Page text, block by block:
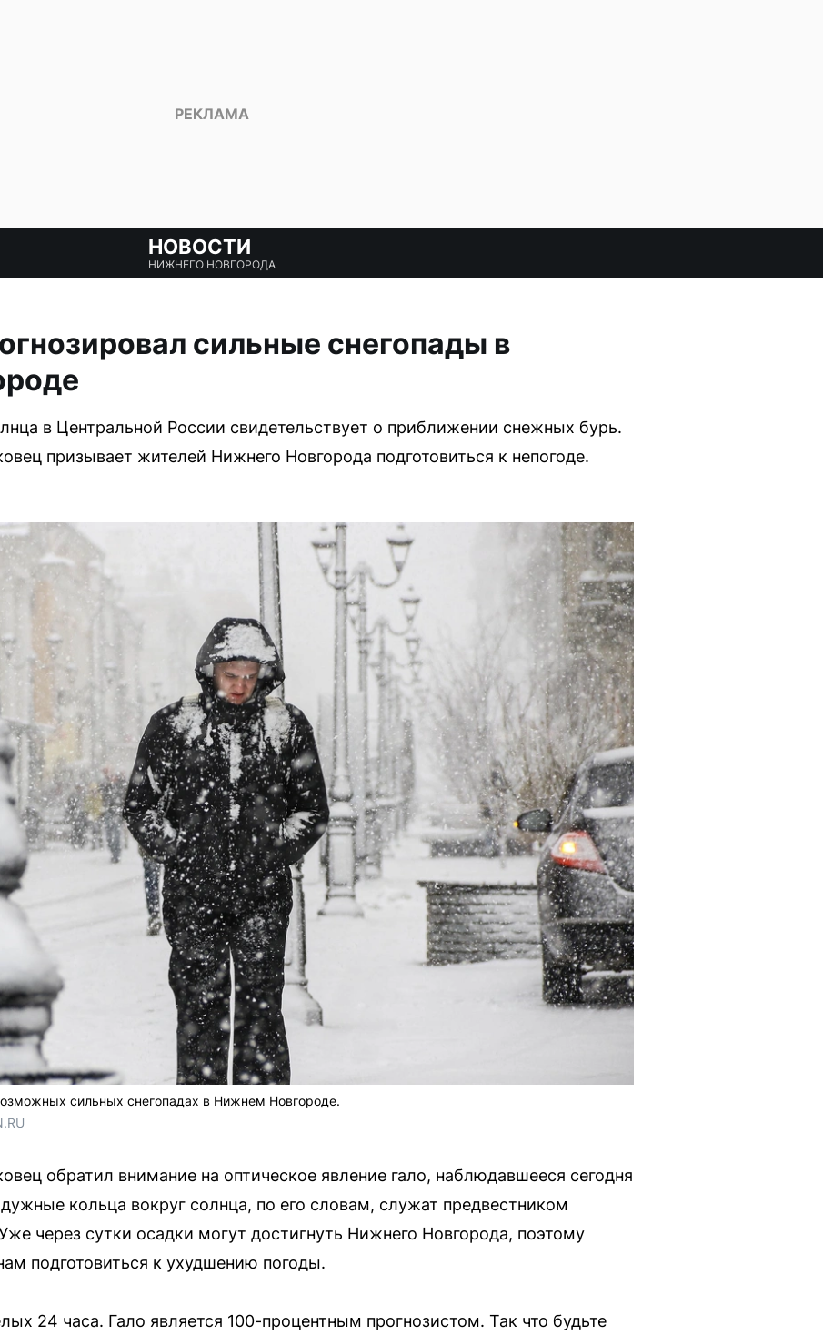
НОВОСТИ
НИЖНЕГО НОВГОРОДА
сильные снегопады в
в Центральной России свидетельствует о приближении снежных бурь.
призывает жителей Нижнего Новгорода подготовиться к непогоде.
сильных снегопадах в Нижнем Новгороде.
обратил внимание на оптическое явление гало, наблюдавшееся сегодня
кольца вокруг солнца, по его словам, служат предвестником
через сутки осадки могут достигнуть Нижнего Новгорода, поэтому
подготовиться к ухудшению погоды.
24 часа. Гало является 100-процентным прогнозистом. Так что будьте